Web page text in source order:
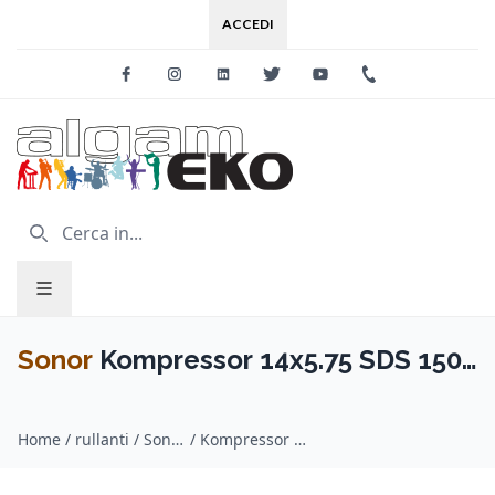
ACCEDI
FacebookInstagramLinkedinTwitter Youtube
Sonor Kompressor 14x5.75 SDS 150
Home / rullanti / Sonor / Kompressor 14x5.75 SDS 150 Anniversary Steel